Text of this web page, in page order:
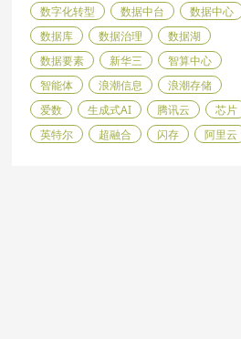
数字化转型
数据中台
数据中心
数据库
数据治理
数据湖
数据要素
新华三
智算中心
智能体
浪潮信息
浪潮存储
爱数
生成式AI 腾讯云
芯片
英特尔
超融合 闪存 阿里云